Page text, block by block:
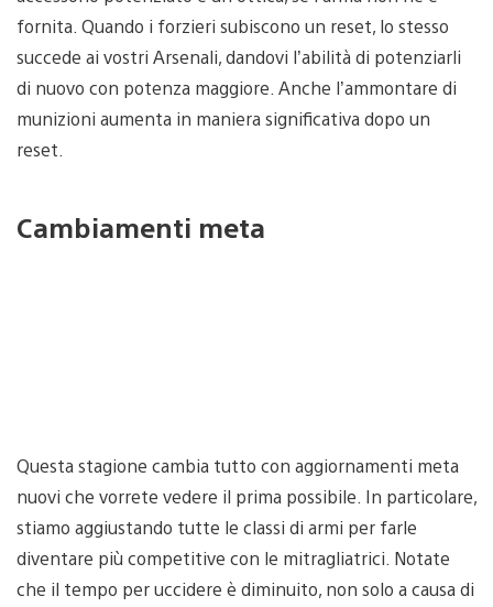
fornita. Quando i forzieri subiscono un reset, lo stesso
succede ai vostri Arsenali, dandovi l’abilità di potenziarli
di nuovo con potenza maggiore. Anche l’ammontare di
munizioni aumenta in maniera significativa dopo un
reset.
Cambiamenti meta
Questa stagione cambia tutto con aggiornamenti meta
nuovi che vorrete vedere il prima possibile. In particolare,
stiamo aggiustando tutte le classi di armi per farle
diventare più competitive con le mitragliatrici. Notate
che il tempo per uccidere è diminuito, non solo a causa di